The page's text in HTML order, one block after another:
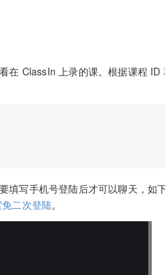
ClassIn 上录的课。根据课程 ID
写手机号登陆后才可以聊天，如
二次登陆。